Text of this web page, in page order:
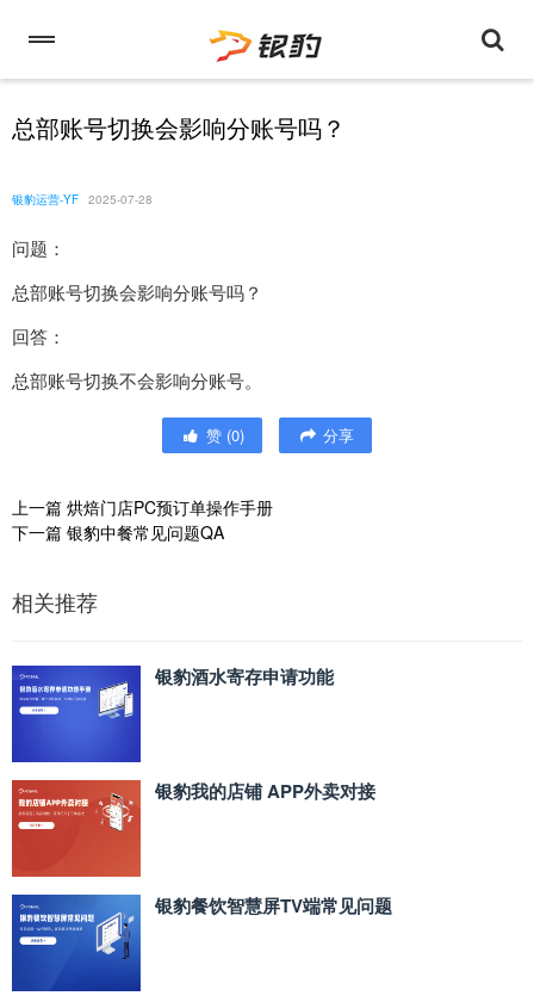
总部账号切换会影响分账号吗？
银豹运营-YF 2025-07-28
问题：
总部账号切换会影响分账号吗？
回答：
总部账号切换不会影响分账号。
赞 (0) 分享
上一篇 烘焙门店PC预订单操作手册
下一篇 银豹中餐常见问题QA
相关推荐
银豹酒水寄存申请功能
银豹我的店铺 APP外卖对接
银豹餐饮智慧屏TV端常见问题